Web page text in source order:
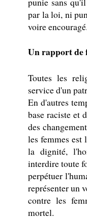
par la loi, ni
voire
Un rapport de
Toutes les
service d'un
En d'autres
base raciste et
des
les femmes est
la dignité,
interdire toute
perpétuer
représenter un
contre les
mortel.